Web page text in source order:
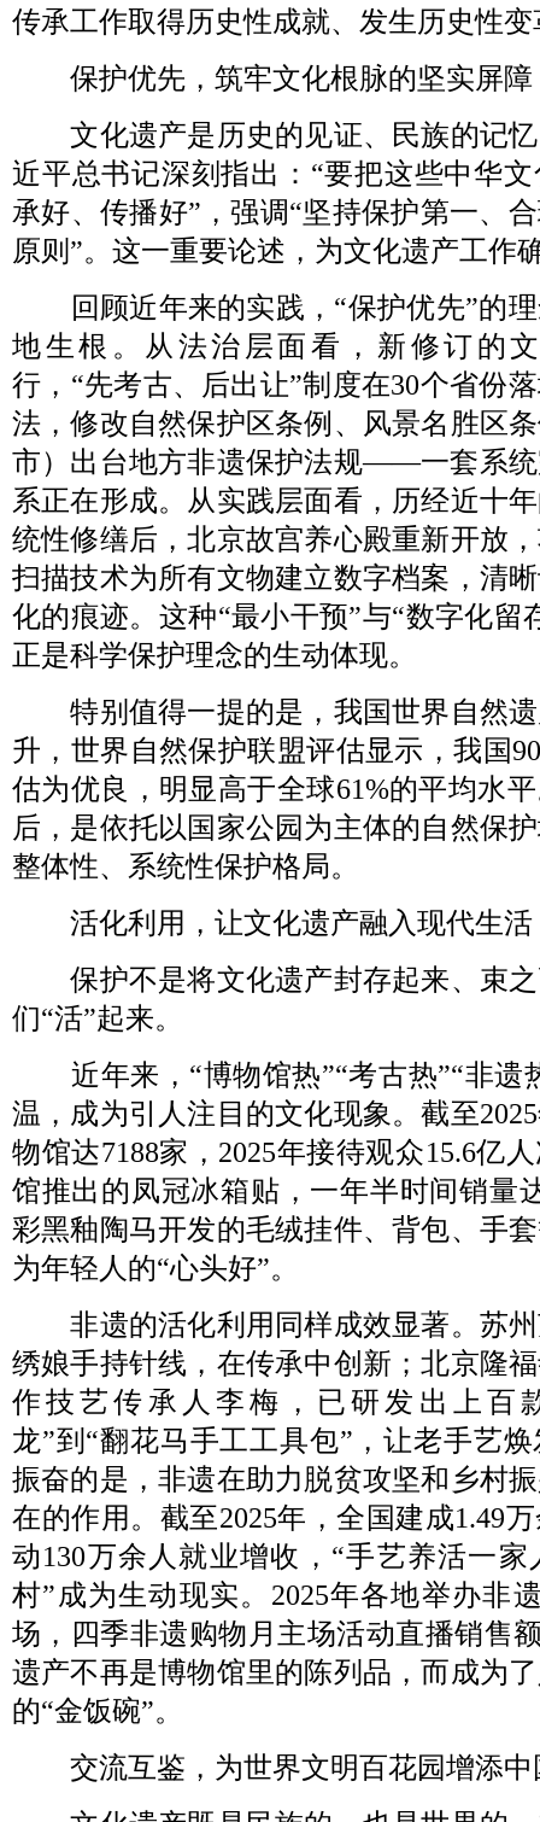
传承工作取得历史性成就、发生历史性变
保护优先，筑牢文化根脉的坚实屏障
文化遗产是历史的见证、民族的记忆
近平总书记深刻指出：“要把这些中华
承好、传播好”，强调“坚持保护第一、
原则”。这一重要论述，为文化遗产工作
回顾近年来的实践，“保护优先”的理
地生根。从法治层面看，新修订的
行，“先考古、后出让”制度在30个省份
法，修改自然保护区条例、风景名胜区
市）出台地方非遗保护法规——一套系
系正在形成。从实践层面看，历经近十
统性修缮后，北京故宫养心殿重新开放
扫描技术为所有文物建立数字档案，清
化的痕迹。这种“最小干预”与“数字化留
正是科学保护理念的生动体现。
特别值得一提的是，我国世界自然遗
升，世界自然保护联盟评估显示，我国
估为优良，明显高于全球61%的平均水
后，是依托以国家公园为主体的自然保
整体性、系统性保护格局。
活化利用，让文化遗产融入现代生活
保护不是将文化遗产封存起来、束之
们“活”起来。
近年来，“博物馆热”“考古热”“非遗
温，成为引人注目的文化现象。截至
物馆达7188家，2025年接待观众15.6亿
馆推出的凤冠冰箱贴，一年半时间销量
彩黑釉陶马开发的毛绒挂件、背包、手
为年轻人的“心头好”。
非遗的活化利用同样成效显著。苏州
绣娘手持针线，在传承中创新；北京隆
作技艺传承人李梅，已研发出上百
龙”到“翻花马手工工具包”，让老手艺
振奋的是，非遗在助力脱贫攻坚和乡村
在的作用。截至2025年，全国建成1.49
动130万余人就业增收，“手艺养活一
村”成为生动现实。2025年各地举办非
场，四季非遗购物月主场活动直播销售
遗产不再是博物馆里的陈列品，而成为
的“金饭碗”。
交流互鉴，为世界文明百花园增添中